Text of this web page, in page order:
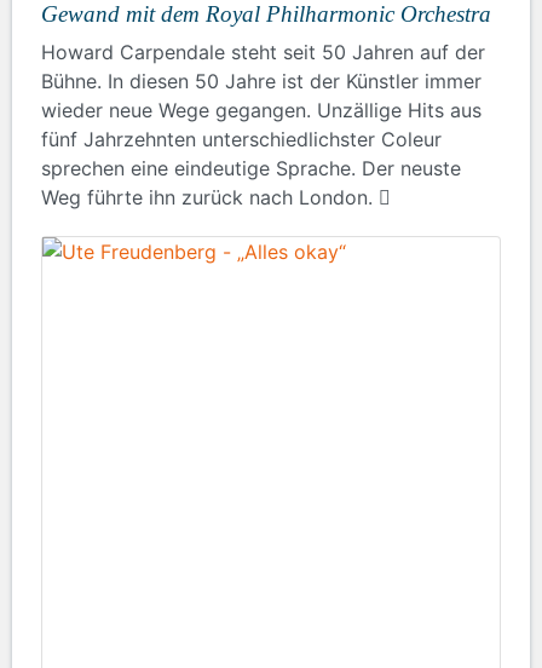
Gewand mit dem Royal Philharmonic Orchestra
Howard Carpendale steht seit 50 Jahren auf der
Bühne. In diesen 50 Jahre ist der Künstler immer
wieder neue Wege gegangen. Unzällige Hits aus
fünf Jahrzehnten unterschiedlichster Coleur
sprechen eine eindeutige Sprache. Der neuste
Weg führte ihn zurück nach London.